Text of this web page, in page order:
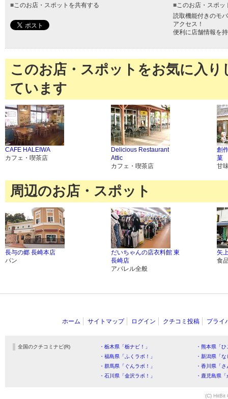
■このお店・スポットを共有する ■このお店・スポッ
読取機能付きのモ
アクセス！
便利に店舗情報を
このお店・スポットをお気に入
ています
CAFE HALEIWA
カフェ・喫茶店
Delicious Restaurant
Attic
カフェ・喫茶店
創
菓
甘
周辺のお店・スポット
長与の郷 長崎本店
パン
だいちゃんの店衣料館 東
長崎店
アパレル全般
矢
食
ホーム サイトマップ ログイン クチコミ投稿 プライ
全国のクチコミナビ(R) ・栃木県「栃ナビ！」
・熊本県「
・福島県「ふくラボ！」
・新潟県「
・群馬県「ぐんラボ！」
・香川県「
・石川県「金沢ラボ！」
・鹿児島県
(C) HitBit